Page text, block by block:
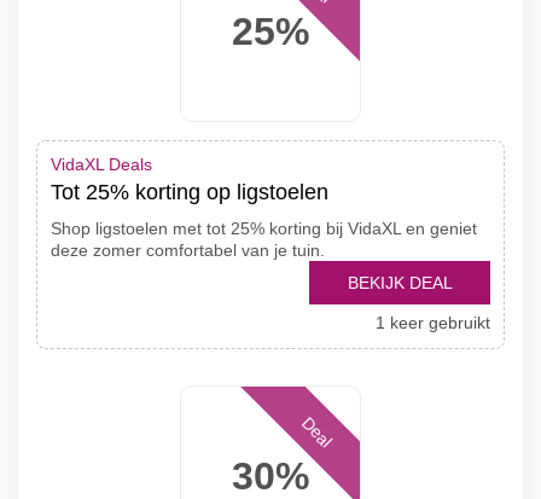
25%
VidaXL Deals
Tot 25% korting op ligstoelen
Shop ligstoelen met tot 25% korting bij VidaXL en geniet
deze zomer comfortabel van je tuin.
BEKIJK DEAL
1 keer gebruikt
30%
Deal